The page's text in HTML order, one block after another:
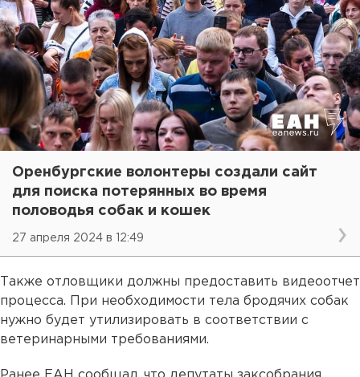
Оренбургские волонтеры создали сайт
для поиска потерянных во время
половодья собак и кошек
27 апреля 2024 в 12:49
Также отловщики должны предоставить видеоотчет
процесса. При необходимости тела бродячих собак
нужно будет утилизировать в соответствии с
ветеринарными требованиями.